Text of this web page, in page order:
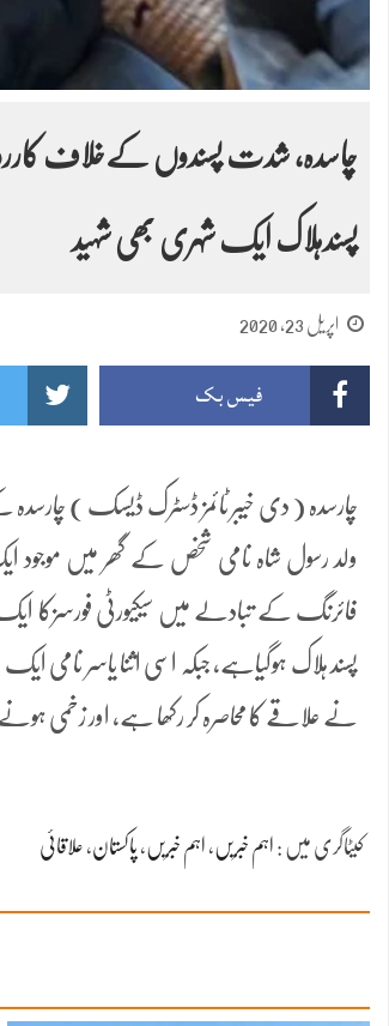
پسندہلاک ایک شہری بھی شہید
اپریل 23, 2020
فیس بک
چارسدہ ( دی خیبر ٹائمز ڈسٹرک ڈیسک ) چارسدہ
ولد رسول شاہ نامی شخص کے گھر میں موجود
پسند ہلاک ہوگیاہے، جبکہ اسی اثنا یاسر نامی
نے علاقے کا محاصرہ کر رکھا ہے، اور زخمی ہونے والے 4 اہلکاروں کو علاج کیلئے پشاور
کیٹاگری میں : اہم خبریں ، اہم خبریں ، پاکستان، علاقائی